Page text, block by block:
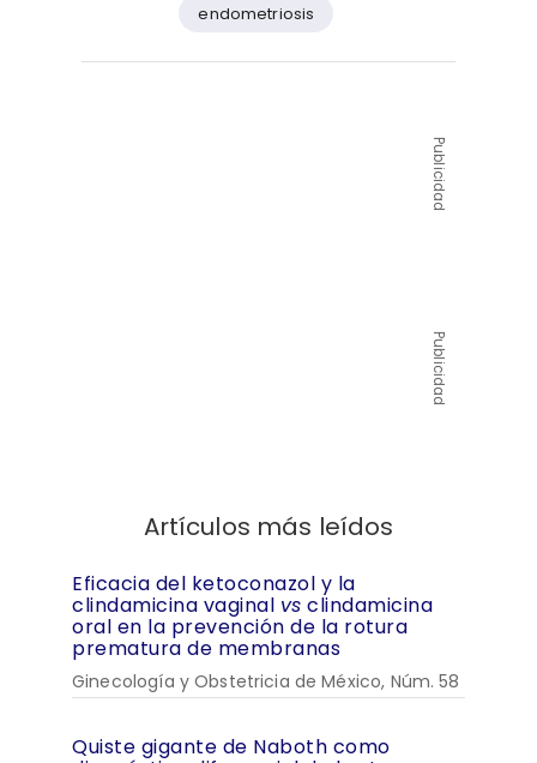
endometriosis
Publicidad
Publicidad
Artículos más leídos
Eficacia del ketoconazol y la
clindamicina vaginal vs clindamicina
oral en la prevención de la rotura
prematura de membranas
Ginecología y Obstetricia de México, Núm. 58
Quiste gigante de Naboth como